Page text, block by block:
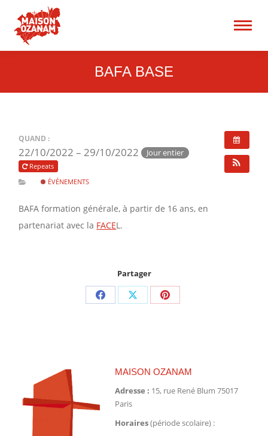
BAFA BASE
QUAND :
22/10/2022 – 29/10/2022 Jour entier
Repeats
ÉVÉNEMENTS
BAFA formation générale, à partir de 16 ans, en
partenariat avec la FACEL.
Partager
PartagerPartagerPartager
MAISON OZANAM
Adresse : 15, rue René Blum 75017
Paris
Horaires(période scolaire) :